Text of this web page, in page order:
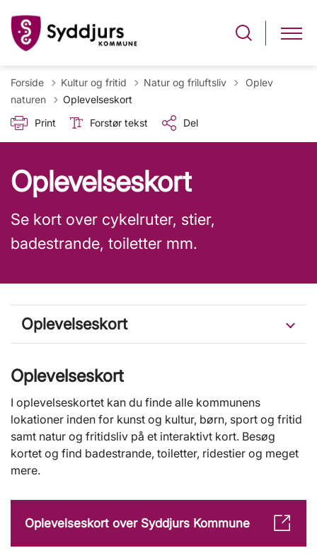
Forside Kultur og fritid Natur og friluftsliv Tilbage til
Oplev
naturen
Oplevelseskort
Print
Forstør tekst Del
Oplevelseskort
Se kort over cykelruter, stier,
badestrande, toiletter mm.
Oplevelseskort
Oplevelseskort
I oplevelseskortet kan du finde alle kommunens
lokationer inden for kunst og kultur, børn, sport og fritid
samt natur og fritidsliv på et interaktivt kort. Besøg
kortet og find badestrande, toiletter, ridestier og meget
mere.
Oplevelseskort over Syddjurs Kommune